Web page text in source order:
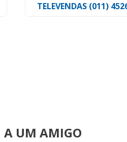
TELEVENDAS (011)